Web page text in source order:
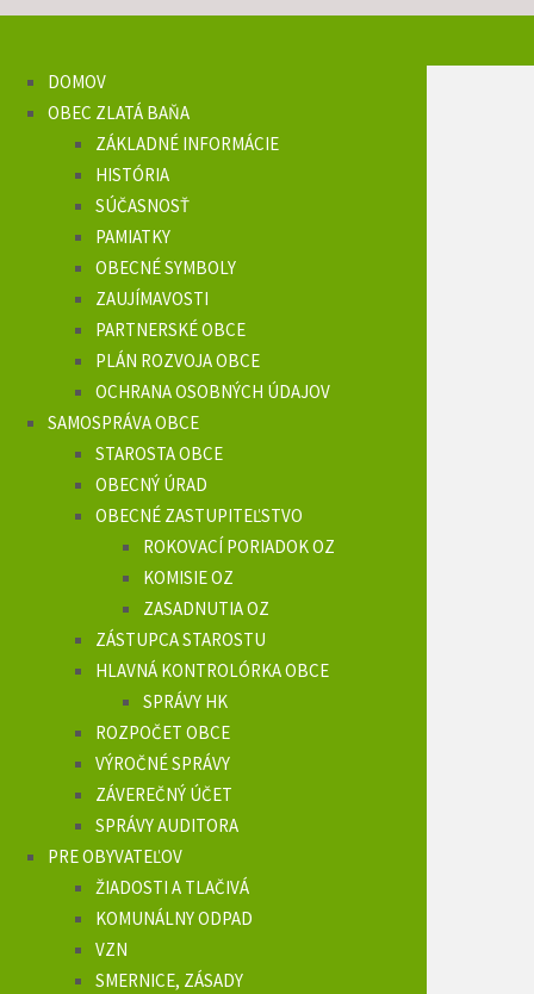
DOMOV
OBEC ZLATÁ BAŇA
ZÁKLADNÉ INFORMÁCIE
HISTÓRIA
SÚČASNOSŤ
PAMIATKY
OBECNÉ SYMBOLY
ZAUJÍMAVOSTI
PARTNERSKÉ OBCE
PLÁN ROZVOJA OBCE
OCHRANA OSOBNÝCH ÚDAJOV
SAMOSPRÁVA OBCE
STAROSTA OBCE
OBECNÝ ÚRAD
OBECNÉ ZASTUPITEĽSTVO
ROKOVACÍ PORIADOK OZ
KOMISIE OZ
ZASADNUTIA OZ
ZÁSTUPCA STAROSTU
HLAVNÁ KONTROLÓRKA OBCE
SPRÁVY HK
ROZPOČET OBCE
VÝROČNÉ SPRÁVY
ZÁVEREČNÝ ÚČET
SPRÁVY AUDITORA
PRE OBYVATEĽOV
ŽIADOSTI A TLAČIVÁ
KOMUNÁLNY ODPAD
VZN
SMERNICE, ZÁSADY